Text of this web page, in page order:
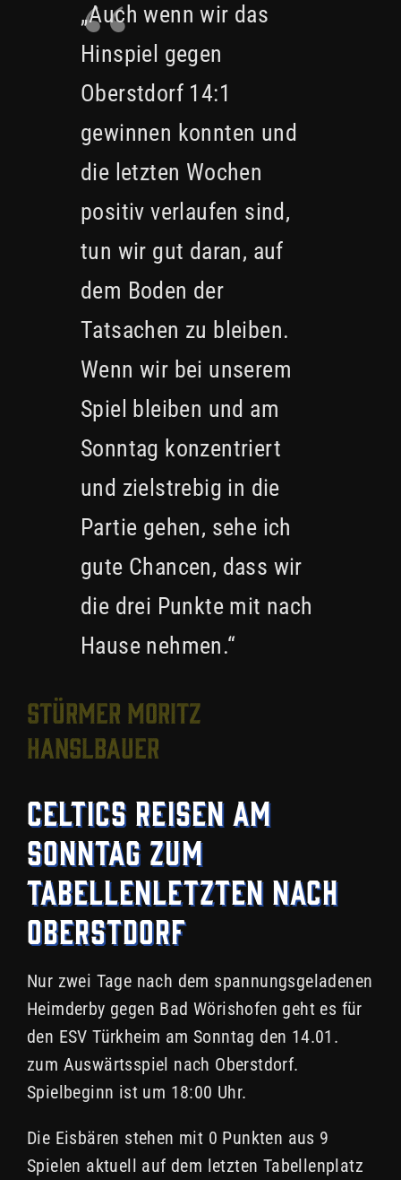
„Auch wenn wir das
Hinspiel gegen
Oberstdorf 14:1
gewinnen konnten und
die letzten Wochen
positiv verlaufen sind,
tun wir gut daran, auf
dem Boden der
Tatsachen zu bleiben.
Wenn wir bei unserem
Spiel bleiben und am
Sonntag konzentriert
und zielstrebig in die
Partie gehen, sehe ich
gute Chancen, dass wir
die drei Punkte mit nach
Hause nehmen.“
Stürmer Moritz
Hanslbauer
Celtics reisen am
Sonntag zum
Tabellenletzten nach
Oberstdorf
Nur zwei Tage nach dem spannungsgeladenen
Heimderby gegen Bad Wörishofen geht es für
den ESV Türkheim am Sonntag den 14.01.
zum Auswärtsspiel nach Oberstdorf.
Spielbeginn ist um 18:00 Uhr.
Die Eisbären stehen mit 0 Punkten aus 9
Spielen aktuell auf dem letzten Tabellenplatz